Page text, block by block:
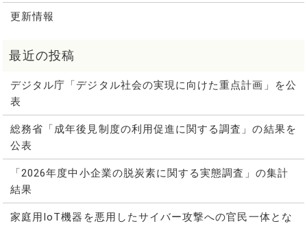
更新情報
デジタル庁「デジタル社会の実現に向けた重点計画」を公
表
総務省「成年後見制度の利用促進に関する調査」の結果を
公表
「2026年度中小企業の脱炭素に関する実態調査」の集計
結果
家庭用IoT機器を悪用したサイバー攻撃への官民一体とな